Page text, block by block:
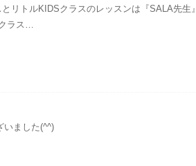
リトルKIDSクラスのレッスンは『SALA先生』
ラス…
いました(^^)